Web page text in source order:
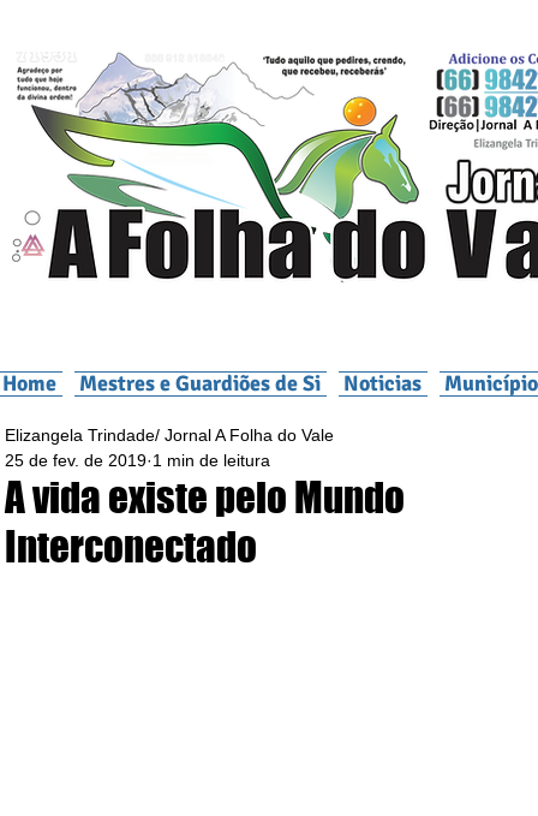
Home Mestres e Guardiões de Si Noticias
A vida existe pelo Mundo
Interconectado
Elizangela Trindade/ Jornal A Folha do Vale
25 de fev. de 2019 1 min de leitura